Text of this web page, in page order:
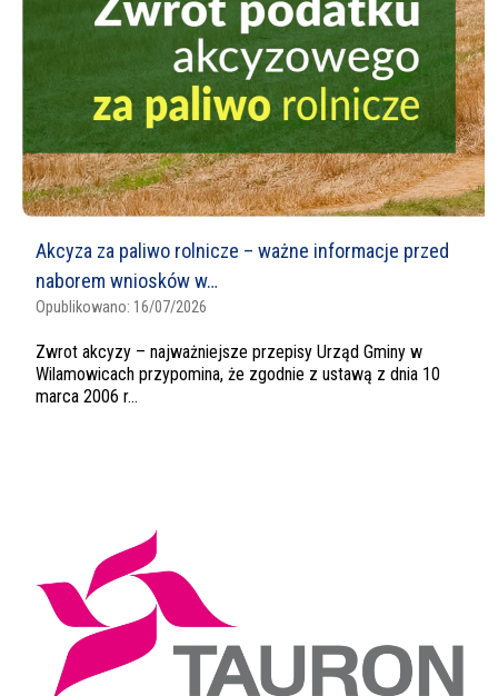
Akcyza za paliwo rolnicze – ważne informacje przed
naborem wniosków w…
Opublikowano: 16/07/2026
Zwrot akcyzy – najważniejsze przepisy Urząd Gminy w
Wilamowicach przypomina, że zgodnie z ustawą z dnia 10
marca 2006 r...